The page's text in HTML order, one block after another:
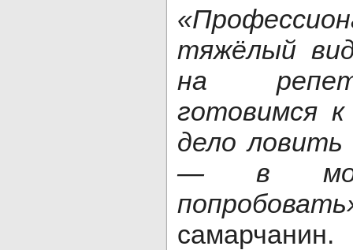
тяжёлый
на
готовимся
дело ловить
—
в
самарчанин.